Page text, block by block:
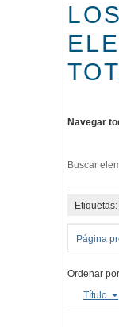
LOS
Navegar
Buscar
Página
Ordenar
Título